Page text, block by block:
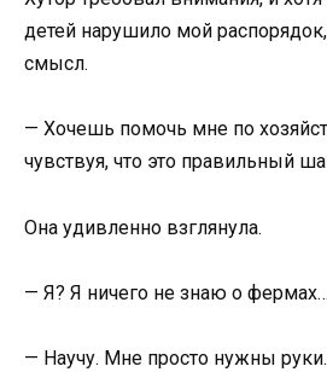
детей нарушило мой
смысл.
— Хочешь помочь мне по
чувствуя, что это правильный
Она удивленно взглянула.
— Я? Я ничего не знаю о фермах…
— Научу. Мне просто нужны